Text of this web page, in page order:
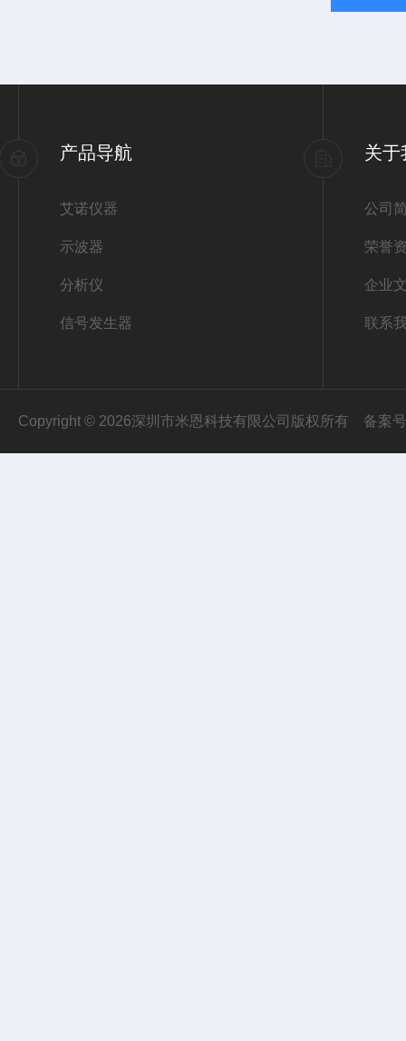
产品导航
艾诺仪器
示波器
分析仪
信号发生器
关于
公司
荣誉
企业
联系
Copyright © 2026深圳市米恩科技有限公司版权所有 备案